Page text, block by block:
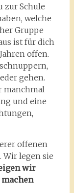
zur Schule
welche
Gruppe
ist für dich
offen.
gehen.
manchmal
und eine
offenen
Wir legen sie
wir